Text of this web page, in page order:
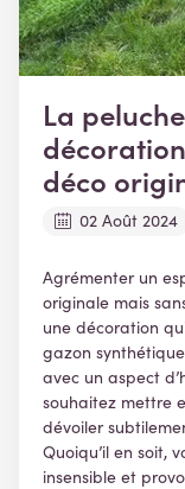
La
déco
02 Août 2024
Agrémenter un
originale mais
une décoration
gazon
avec un aspect
souhaitez mettre
dévoiler
Quoiqu’il en soit,
insensible et